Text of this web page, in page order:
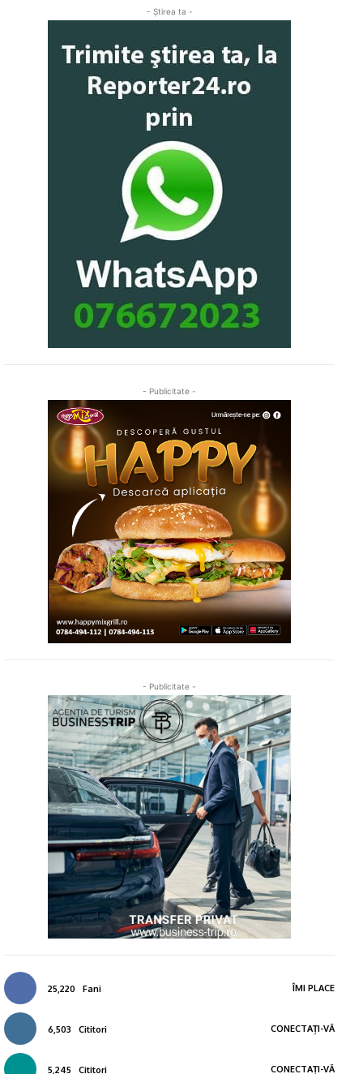
- Ştirea ta -
- Publicitate -
- Publicitate -
25,220 Fani ÎMI PLACE
6,503 Cititori CONECTAȚI-VĂ
5,245 Cititori CONECTAȚI-VĂ